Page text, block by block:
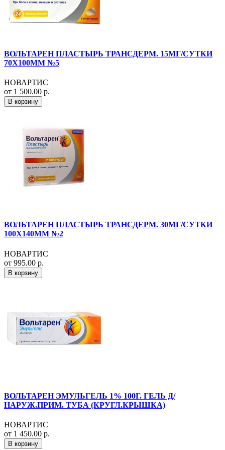
ВОЛЬТАРЕН ПЛАСТЫРЬ ТРАНСДЕРМ. 15МГ/СУТКИ
70Х100ММ №5
НОВАРТИС
от 1 500.00 р.
В корзину
ВОЛЬТАРЕН ПЛАСТЫРЬ ТРАНСДЕРМ. 30МГ/СУТКИ
100Х140ММ №2
НОВАРТИС
от 995.00 р.
В корзину
ВОЛЬТАРЕН ЭМУЛЬГЕЛЬ 1% 100Г. ГЕЛЬ Д/
НАРУЖ.ПРИМ. ТУБА (КРУГЛ.КРЫШКА)
НОВАРТИС
от 1 450.00 р.
В корзину